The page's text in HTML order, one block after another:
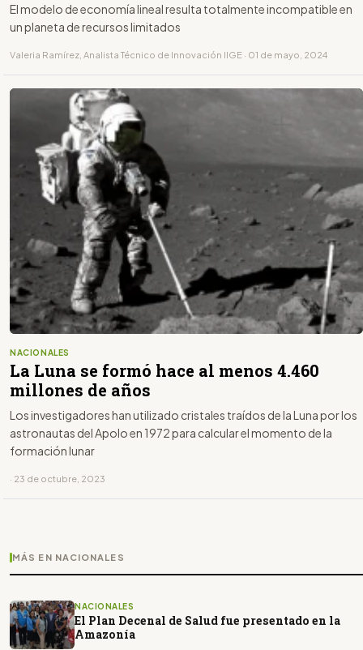
El modelo de economía lineal resulta totalmente incompatible en
un planeta de recursos limitados
Valeria Ramírez, Analista Técnico de Innovación IIGE · 01 de mayo, 2024
NACIONALES
La Luna se formó hace al menos 4.460
millones de años
Los investigadores han utilizado cristales traídos de la Luna por los
astronautas del Apolo en 1972 para calcular el momento de la
formación lunar
· 23 de octubre, 2023
MÁS EN NACIONALES
NACIONALES
El Plan Decenal de Salud fue presentado en la
Amazonía